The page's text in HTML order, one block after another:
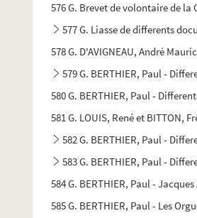
576 G. Brevet de volontaire de
577 G. Liasse de differents
578 G. D'AVIGNEAU, André
579 G. BERTHIER, Paul -
580 G. BERTHIER, Paul -
581 G. LOUIS, René et BITTON,
582 G. BERTHIER, Paul -
583 G. BERTHIER, Paul -
584 G. BERTHIER, Paul -
585 G. BERTHIER, Paul - Les